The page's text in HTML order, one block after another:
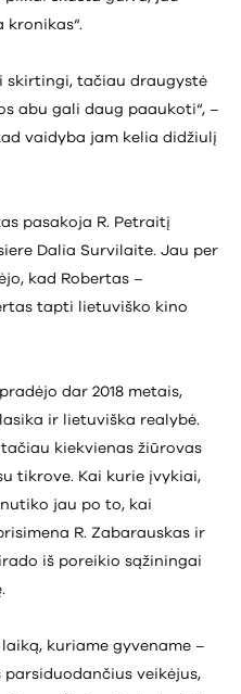
kronikas“.
skirtingi, tačiau draugystė
abu gali daug paaukoti“, –
vaidyba jam kelia didžiulį
pasakoja R. Petraitį
Dalia Survilaite. Jau per
kad Robertas –
tapti lietuviško kino
dar 2018 metais,
ir lietuviška realybė.
kiekvienas žiūrovas
tikrove. Kai kurie įvykiai,
jau po to, kai
R. Zabarauskas ir
iš poreikio sąžiningai
kuriame gyvename –
parsiduodančius veikėjus,